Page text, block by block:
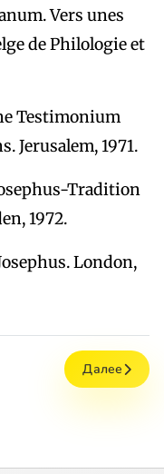
Vers unes
de Philologie et
Testimonium
Jerusalem, 1971.
Tradition
1972.
London,
Далее